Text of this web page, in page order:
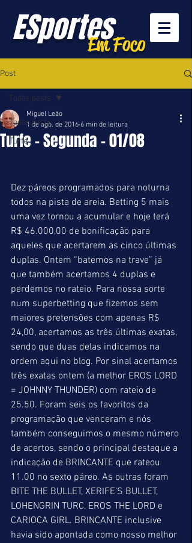
ESportesEm Foco
Post
Todos posts
Turfe
Todos posts
Turfe - Segunda - 01/08
Miguel Leão
1 de ago. de 2016 6 min de leitura
Dez páreos programados para noturna
todos na pista de areia. Betting 5 mais
uma vez tornou a acumular e hoje terá
R$ 46.000,00 de bonificação para
aqueles que acertarem as cinco últimas
duplas. Ontem “batemos na trave” já
que também acertamos 4 duplas e
perdemos no rateio. Para nossa sorte
num superbetting que fizemos sem
maiores pretensões com apenas R$
24,00, acertamos as três últimas exatas,
sendo que duas delas indicamos na
ordem aqui no blog. Por sinal acertamos
três exatas ontem (a melhor EROS LORD
= JOHNNY THUNDER) com rateio de
25.50. Foram seis os favoritos da
programação que venceram e nós
também conseguimos o mesmo número
de acertos, sendo o principal destaque a
indicação de BRINCANTE que rateou
11.00 no sexto páreo. As outras foram
BITE THE BULLET, XERIFE’S BULLET,
LOHENGRIN TURC, EROS THE LORD e
CARIOCA GIRL. BRINCANTE inclusive
havia sido apontada como nosso melhor